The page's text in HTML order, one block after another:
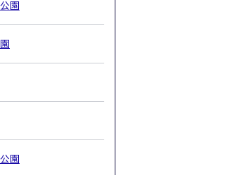
園
園